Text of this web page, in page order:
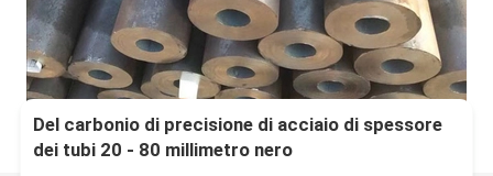
Del carbonio di precisione di acciaio di spessore
dei tubi 20 - 80 millimetro nero